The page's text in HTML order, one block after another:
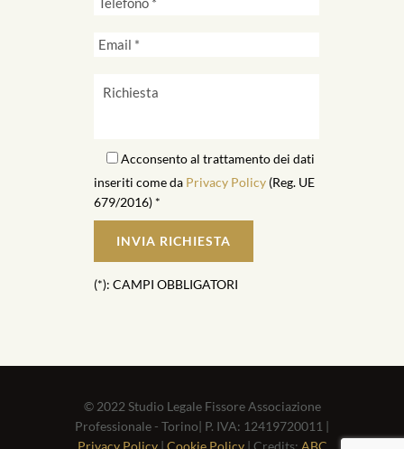
Acconsento al trattamento dei dati
inseriti come da Privacy Policy (Reg. UE
679/2016) *
(*): CAMPI OBBLIGATORI
© 2022 Studio Legale Fissore Associazione
Professionale - Torino| P. IVA: 12419720011 |
Privacy Policy| Cookie Policy| Credits: ABC